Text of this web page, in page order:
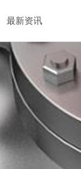
最新资讯